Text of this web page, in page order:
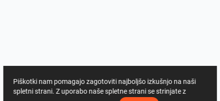
Piškotki nam pomagajo zagotoviti najboljšo izkušnjo na naši
spletni strani. Z uporabo naše spletne strani se strinjate z